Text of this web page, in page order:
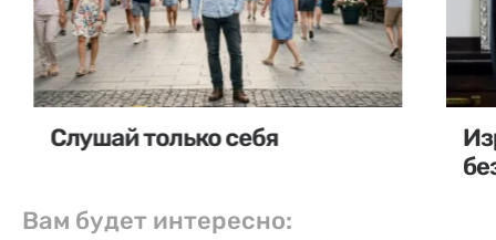
Слушай только себя
Вам будет интересно: